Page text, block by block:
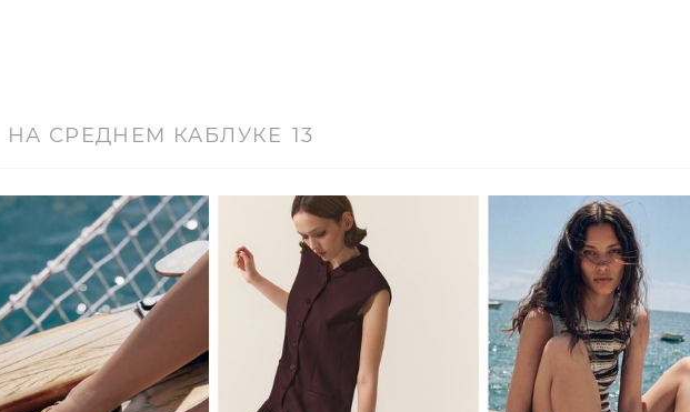
СРЕДНЕМ КАБЛУКЕ 13